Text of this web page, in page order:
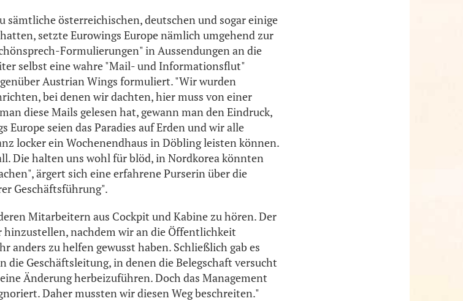
sämtliche österreichischen, deutschen und sogar einige
setzte Eurowings Europe nämlich umgehend zur
Formulierungen" in Aussendungen an die
selbst eine wahre "Mail- und Informationsflut"
Austrian Wings formuliert. "Wir wurden
bei denen wir dachten, hier muss von einer
diese Mails gelesen hat, gewann man den Eindruck,
Europe seien das Paradies auf Erden und wir alle
locker ein Wochenendhaus in Döbling leisten können.
Die halten uns wohl für blöd, in Nordkorea könnten
ärgert sich eine erfahrene Purserin über die
Geschäftsführung".
Mitarbeitern aus Cockpit und Kabine zu hören. Der
hinzustellen, nachdem wir an die Öffentlichkeit
anders zu helfen gewusst haben. Schließlich gab es
die Geschäftsleitung, in denen die Belegschaft versucht
Änderung herbeizuführen. Doch das Management
Daher mussten wir diesen Weg beschreiten."